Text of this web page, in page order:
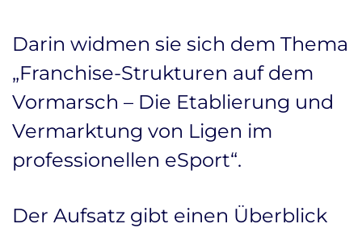
Darin widmen sie sich dem Thema
„Franchise-Strukturen auf dem
Vormarsch – Die Etablierung und
Vermarktung von Ligen im
professionellen eSport“.
Der Aufsatz gibt einen Überblick